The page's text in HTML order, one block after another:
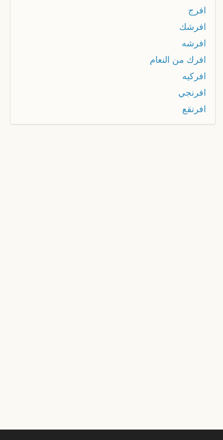
افرج
افرشك
افرشه
افرك من النعام
افركيه
افرنجي
افرنقع